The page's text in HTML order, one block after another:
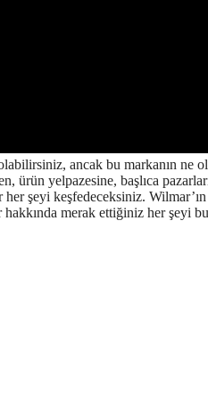
ancak bu markanın ne
ürün yelpazesine, başlıca
şeyi keşfedeceksiniz.
merak ettiğiniz her şeyi